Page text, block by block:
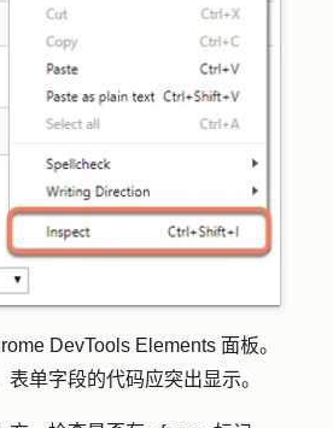
DevTools Elements 面板。
表单字段的代码应突出显示。